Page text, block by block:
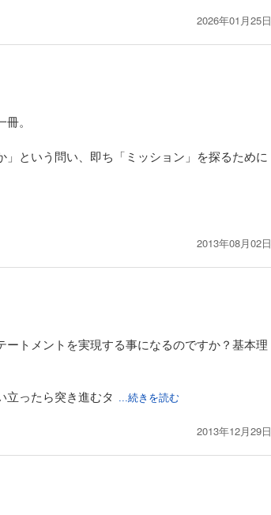
2026年01月25日
。
という問い、即ち「ミッション」を探るために
2013年08月02日
トメントを実現する事になるのですか？基本理
立ったら突き進むタ ...続きを読む
2013年12月29日